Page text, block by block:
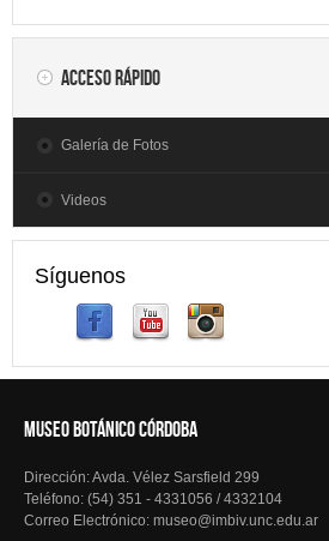
Acceso rápido
Galería de Fotos
Videos
Síguenos
MUSEO BOTÁNICO CÓRDOBA
Dirección: Avda. Vélez Sarsfield 299
Teléfono: (54) 351 - 4331056 / 4332104
Correo Electrónico: museo@imbiv.unc.edu.ar